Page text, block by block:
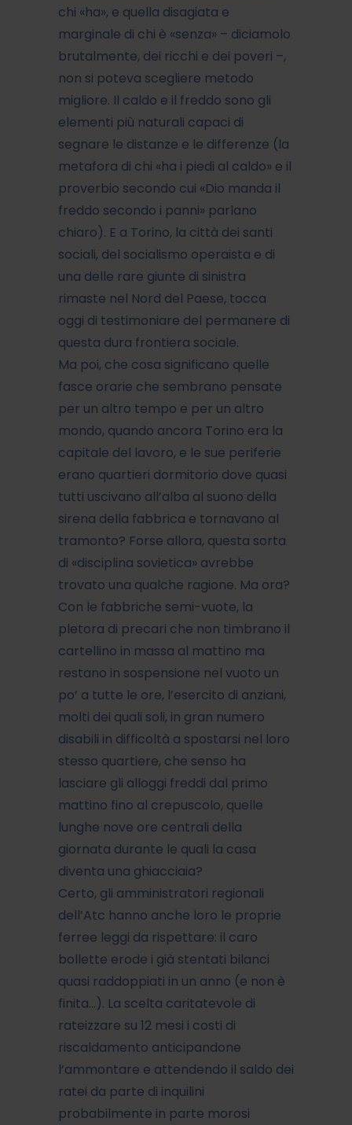
chi «ha», e quella disagiata e
marginale di chi è «senza» – diciamolo
brutalmente, dei ricchi e dei poveri –,
non si poteva scegliere metodo
migliore. Il caldo e il freddo sono gli
elementi più naturali capaci di
segnare le distanze e le differenze (la
metafora di chi «ha i piedi al caldo» e il
proverbio secondo cui «Dio manda il
freddo secondo i panni» parlano
chiaro). E a Torino, la città dei santi
sociali, del socialismo operaista e di
una delle rare giunte di sinistra
rimaste nel Nord del Paese, tocca
oggi di testimoniare del permanere di
questa dura frontiera sociale.
Ma poi, che cosa significano quelle
fasce orarie che sembrano pensate
per un altro tempo e per un altro
mondo, quando ancora Torino era la
capitale del lavoro, e le sue periferie
erano quartieri dormitorio dove quasi
tutti uscivano all’alba al suono della
sirena della fabbrica e tornavano al
tramonto? Forse allora, questa sorta
di «disciplina sovietica» avrebbe
trovato una qualche ragione. Ma ora?
Con le fabbriche semi-vuote, la
pletora di precari che non timbrano il
cartellino in massa al mattino ma
restano in sospensione nel vuoto un
po’ a tutte le ore, l’esercito di anziani,
molti dei quali soli, in gran numero
disabili in difficoltà a spostarsi nel loro
stesso quartiere, che senso ha
lasciare gli alloggi freddi dal primo
mattino fino al crepuscolo, quelle
lunghe nove ore centrali della
giornata durante le quali la casa
diventa una ghiacciaia?
Certo, gli amministratori regionali
dell’Atc hanno anche loro le proprie
ferree leggi da rispettare: il caro
bollette erode i già stentati bilanci
quasi raddoppiati in un anno (e non è
finita…). La scelta caritatevole di
rateizzare su 12 mesi i costi di
riscaldamento anticipandone
l’ammontare e attendendo il saldo dei
ratei da parte di inquilini
probabilmente in parte morosi